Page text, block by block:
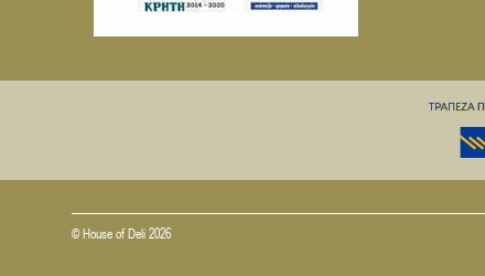
© House of Deli 2026